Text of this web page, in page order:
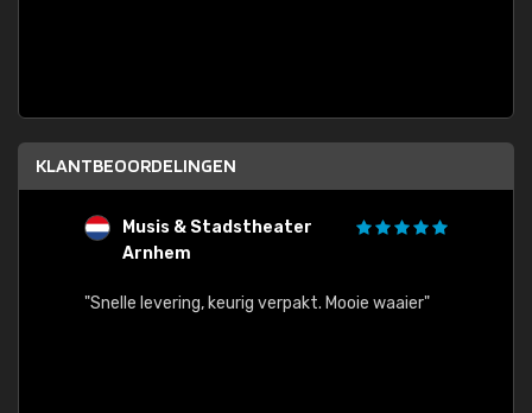
KLANTBEOORDELINGEN
Musis & Stadstheater
Arnhem
"Snelle levering, keurig verpakt. Mooie waaier"